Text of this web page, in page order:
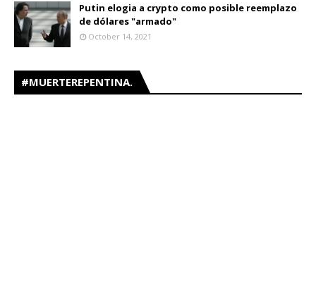
Putin elogia a crypto como posible reemplazo
de dólares "armado"
October 14, 2021
#MUERTEREPENTINA.